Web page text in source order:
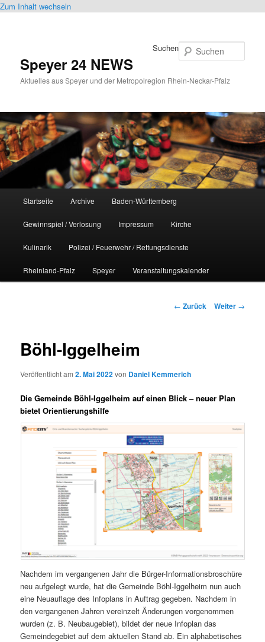
Zum Inhalt wechseln
Speyer 24 NEWS
Aktuelles aus Speyer und der Metropolregion Rhein-Neckar-Pfalz
Suchen
Startseite Archive Baden-Württemberg
Gewinnspiel / Verlosung Impressum Kirche
Kulinarik Polizei / Feuerwehr / Rettungsdienste
Rheinland-Pfalz Speyer Veranstaltungskalender
Beitrags-
← Zurück Weiter →
Böhl-Iggelheim
Veröffentlicht am2. Mai 2022von Daniel Kemmerich
Die Gemeinde Böhl-Iggelheim auf einen Blick – neuer Plan
bietet Orientierungshilfe
Nachdem im vergangenen Jahr die Bürger-Informationsbroschüre
neu aufgelegt wurde, hat die Gemeinde Böhl-Iggelheim nun auch
eine Neuauflage des Infoplans in Auftrag gegeben. Nachdem in
den vergangenen Jahren vereinzelt Änderungen vorgenommen
wurden (z. B. Neubaugebiet), bildet der neue Infoplan das
Gemeindegebiet auf dem aktuellen Stand ab. Ein alphabetisches